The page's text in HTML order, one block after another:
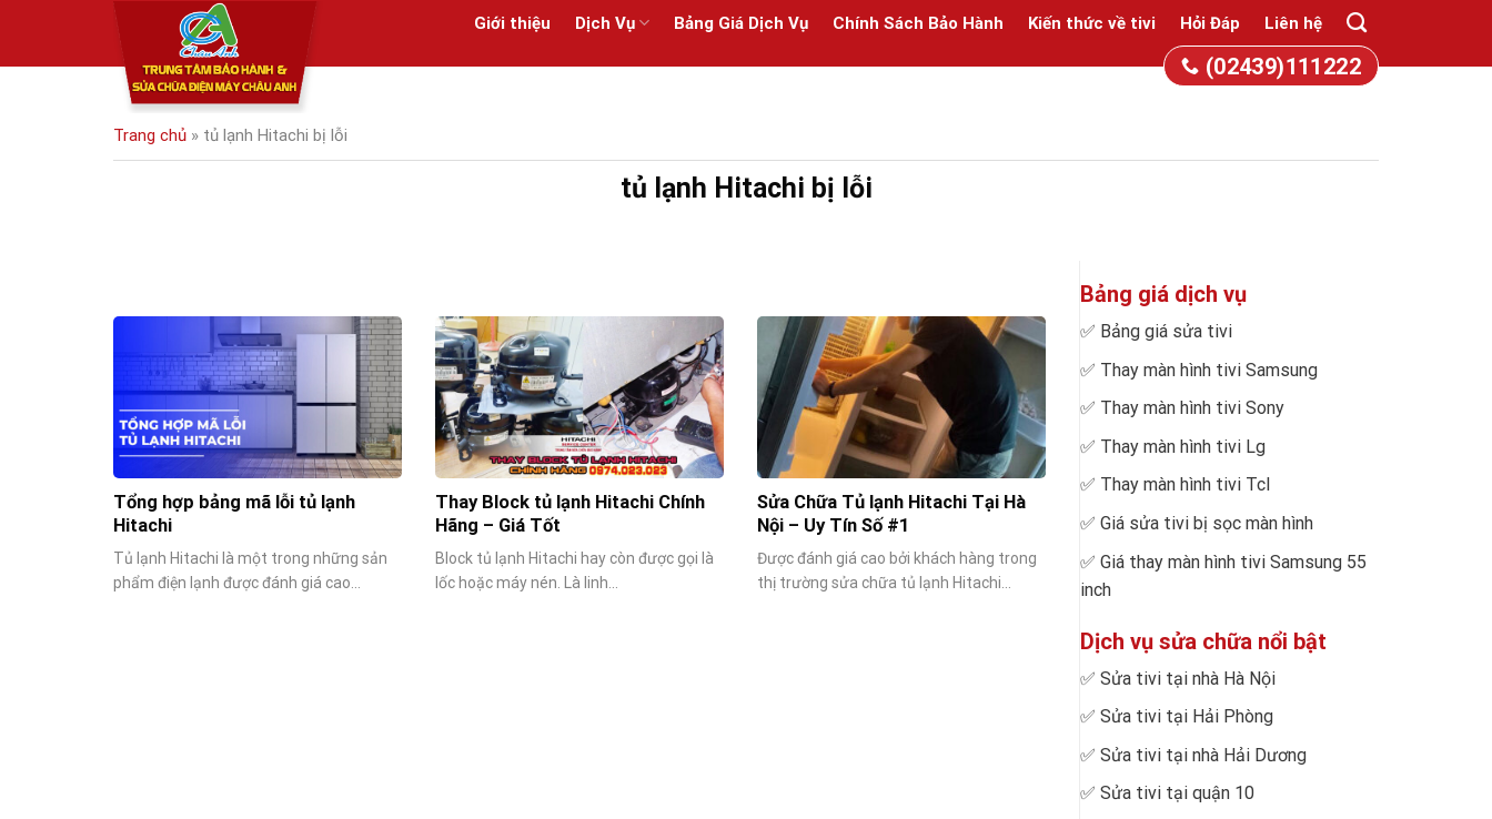
content
Giới thiệu Dịch Vụ Bảng Giá Dịch Vụ Chính Sách Bảo Hành Kiến thức về tivi Hỏi Đáp Liên hệ
(02439)111222
Trang chủ » tủ lạnh Hitachi bị lỗi
tủ lạnh Hitachi bị lỗi
Tổng hợp bảng mã lỗi tủ lạnh
Hitachi
Tủ lạnh Hitachi là một trong những sản
phẩm điện lạnh được đánh giá cao...
Thay Block tủ lạnh Hitachi Chính
Hãng – Giá Tốt
Block tủ lạnh Hitachi hay còn được gọi là
lốc hoặc máy nén. Là linh...
Sửa Chữa Tủ lạnh Hitachi Tại Hà
Nội – Uy Tín Số #1
Được đánh giá cao bởi khách hàng trong
thị trường sửa chữa tủ lạnh Hitachi...
Bảng giá dịch vụ
✅ Bảng giá sửa tivi
✅ Thay màn hình tivi Samsung
✅ Thay màn hình tivi Sony
✅ Thay màn hình tivi Lg
✅ Thay màn hình tivi Tcl
✅ Giá sửa tivi bị sọc màn hình
✅ Giá thay màn hình tivi Samsung 55
inch
Dịch vụ sửa chữa nổi bật
✅ Sửa tivi tại nhà Hà Nội
✅ Sửa tivi tại Hải Phòng
✅ Sửa tivi tại nhà Hải Dương
✅ Sửa tivi tại quận 10